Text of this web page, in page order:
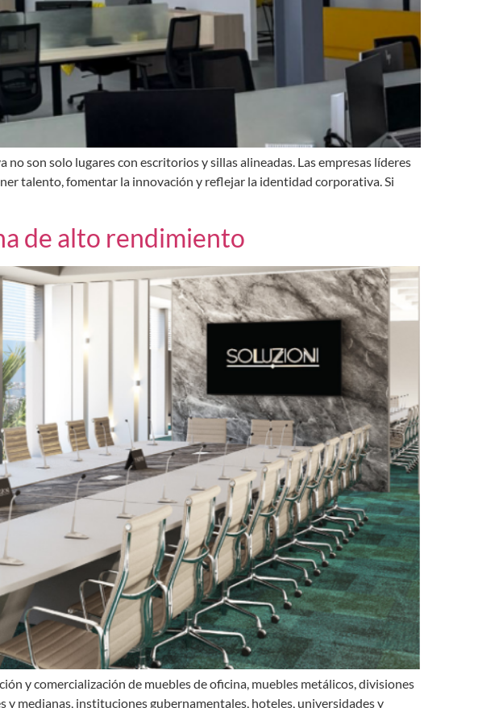
son solo lugares con escritorios y sillas alineadas. Las empresas líderes
talento, fomentar la innovación y reflejar la identidad corporativa. Si
de alto rendimiento
y comercialización de muebles de oficina, muebles metálicos, divisiones
y medianas, instituciones gubernamentales, hoteles, universidades y